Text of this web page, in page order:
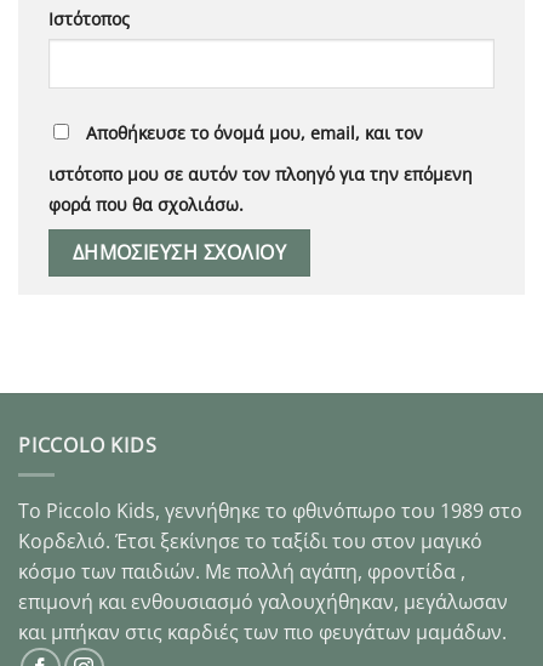
Ιστότοπος
Αποθήκευσε το όνομά μου, email, και τον
ιστότοπο μου σε αυτόν τον πλοηγό για την επόμενη
φορά που θα σχολιάσω.
PICCOLO KIDS
Το Piccolo Kids, γεννήθηκε το φθινόπωρο του 1989 στo
Κορδελιό. Έτσι ξεκίνησε το ταξίδι του στον μαγικό
κόσμο των παιδιών. Με πολλή αγάπη, φροντίδα ,
επιμονή και ενθουσιασμό γαλουχήθηκαν, μεγάλωσαν
και μπήκαν στις καρδιές των πιο φευγάτων μαμάδων.